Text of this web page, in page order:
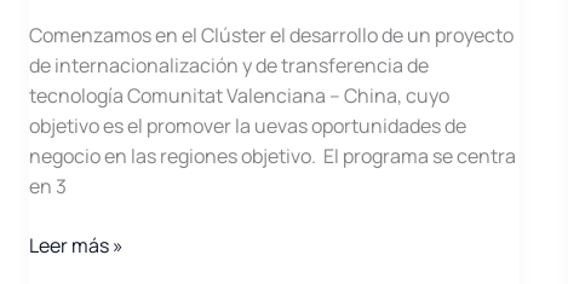
energético
de
segundo
uso
de
baterías
VE
Comenzamos en el Clúster el desarrollo de un proyecto
de internacionalización y de transferencia de
tecnología Comunitat Valenciana – China, cuyo
objetivo es el promover la uevas oportunidades de
negocio en las regiones objetivo. El programa se centra
en 3
Cooperación
Leer más »